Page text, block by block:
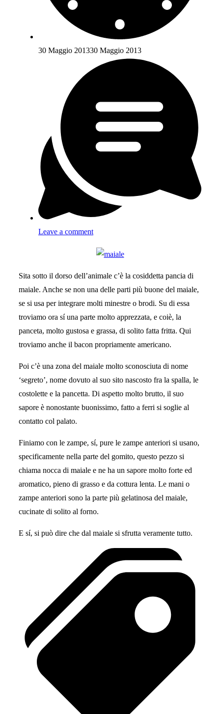
30 Maggio 201330 Maggio 2013
Leave a comment
Sita sotto il dorso dell’animale c’è la cosiddetta pancia di
maiale. Anche se non una delle parti più buone del maiale,
se si usa per integrare molti minestre o brodi. Su di essa
troviamo ora sí una parte molto apprezzata, e coiè, la
panceta, molto gustosa e grassa, di solito fatta fritta. Qui
troviamo anche il bacon propriamente americano.
Poi c’è una zona del maiale molto sconosciuta di nome
‘segreto’, nome dovuto al suo sito nascosto fra la spalla, le
costolette e la pancetta. Di aspetto molto brutto, il suo
sapore è nonostante buonissimo, fatto a ferri si soglie al
contatto col palato.
Finiamo con le zampe, sí, pure le zampe anteriori si usano,
specificamente nella parte del gomito, questo pezzo si
chiama nocca di maiale e ne ha un sapore molto forte ed
aromatico, pieno di grasso e da cottura lenta. Le mani o
zampe anteriori sono la parte più gelatinosa del maiale,
cucinate di solito al forno.
E sí, si può dire che dal maiale si sfrutta veramente tutto.